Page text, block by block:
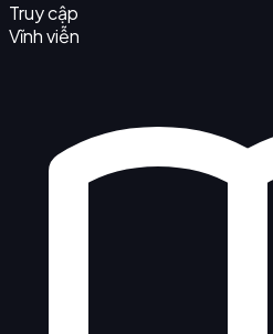
Truy cập
Vĩnh viễn